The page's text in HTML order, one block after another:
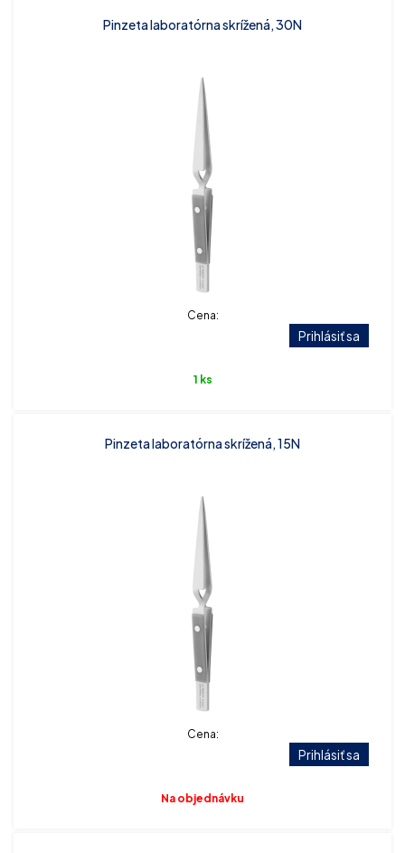
Pinzeta laboratórna skrížená, 30N
Cena:
Prihlásiť sa
1 ks
Pinzeta laboratórna skrížená, 15N
Cena:
Prihlásiť sa
Na objednávku